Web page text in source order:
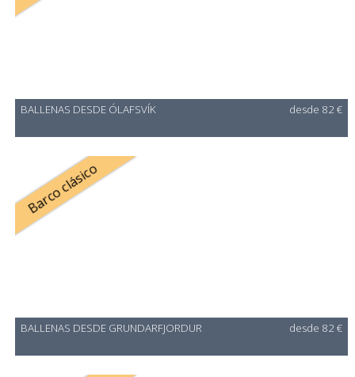
BALLENAS DESDE ÓLAFSVÍK desde 82 €
Barco clásico
BALLENAS DESDE GRUNDARFJORDUR desde 82 €